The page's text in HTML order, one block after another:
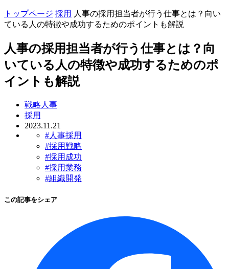
トップページ 採用 人事の採用担当者が行う仕事とは？向い
ている人の特徴や成功するためのポイントも解説
人事の採用担当者が行う仕事とは？向
いている人の特徴や成功するためのポ
イントも解説
戦略人事
採用
2023.11.21
#人事採用
#採用戦略
#採用成功
#採用業務
#組織開発
この記事をシェア